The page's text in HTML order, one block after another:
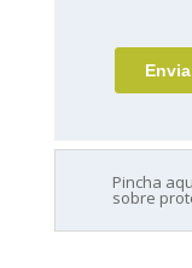
Pincha
sobre